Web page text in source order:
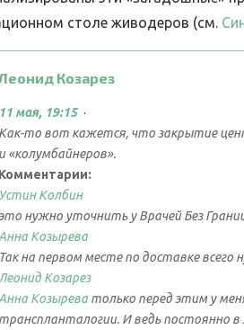
столе живодеров (см.
Козарез
11 мая, 19:15 ·
Как-то вот кажется, что закрытие
и «колумбайнеров».
Комментарии:
Устин Колбин
нужно уточнить у Врачей Без
Анна Козырева
Так на первом месте по доставке
Козарез
Анна Козырева только перед этим у
транспланталогии. И ведь постоянно